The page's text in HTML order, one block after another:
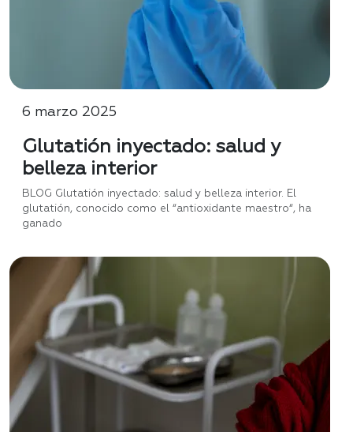
6 marzo 2025
Glutatión inyectado: salud y
belleza interior
BLOG Glutatión inyectado: salud y belleza interior. El
glutatión, conocido como el “antioxidante maestro“, ha
ganado